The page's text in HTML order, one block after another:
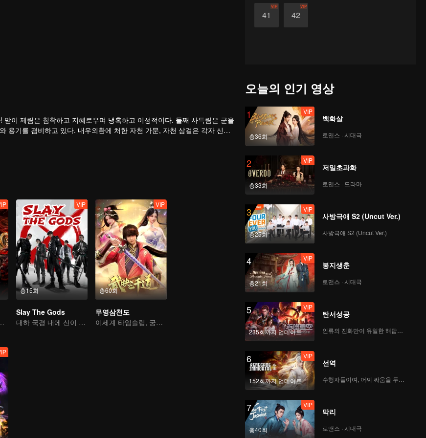
41
VIP
42
VIP
이 제림은 침착하고 지혜로우며 냉혹하고 이성적이다. 둘째 사특림은 군을
용기를 겸비하고 있다. 내우외환에 처한 자천 가문, 자천 삼걸은 각자 신통
야기. 서로 다른 성격의 인물들이 장렬하면서도 애절한 전설적인 비가를 써
소공작을 공략하다
총15회
VIP
Slay The Gods
대하 국경 내에 신이 금지된다
총60회
VIP
무영삼천도
이세계 타임슬립, 궁상맞은 사위가 되다
오늘의 인기 영상
1
총36회
VIP
백화살
로맨스 · 시대극
2
총33회
VIP
저일초과화
로맨스 · 드라마
3
총25회
VIP
사방극애 S2 (Uncut Ver.)
사방극애 S2 (Uncut Ver.)
4
총21회
VIP
봉지생춘
로맨스 · 시대극
5
235회까지 업데이트
VIP
탄서성공
인류의 진화만이 유일한 해답이다
6
152회까지 업데이트
VIP
선역
7
총40회
VIP
막리
로맨스 · 시대극